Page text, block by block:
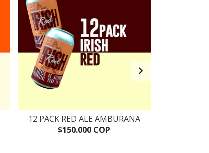
12 PACK RED ALE AMBURANA
$150.000 COP